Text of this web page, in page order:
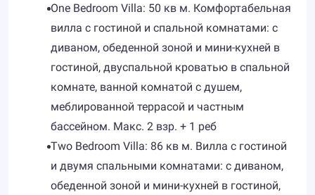
One Bedroom Villa: 50 кв м. Комфортабельная
вилла с гостиной и спальной комнатами: с
диваном, обеденной зоной и мини-кухней в
гостиной, двуспальной кроватью в спальной
комнате, ванной комнатой с душем,
меблированной террасой и частным
бассейном. Макс. 2 взр. + 1 реб
Two Bedroom Villa: 86 кв м. Вилла с гостиной
и двумя спальными комнатами: с диваном,
обеденной зоной и мини-кухней в гостиной,